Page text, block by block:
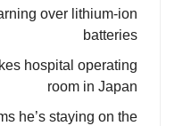
over lithium-ion
batteries
hospital operating
room in Japan
he’s staying on the